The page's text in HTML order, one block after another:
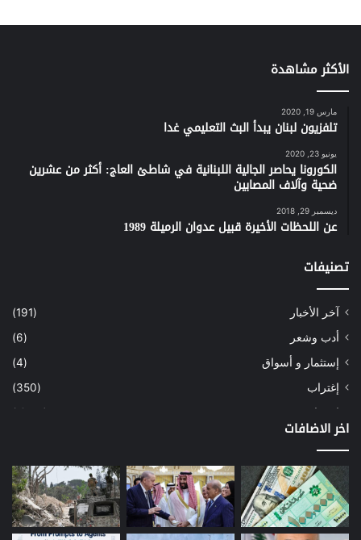
الأكثر مشاهدة
مارس 19, 2020
تلفزيون لبنان يبدأ البث التعليمي غدا
يونيو 23, 2020
الكورونا يحاصر الجالية اللبنانية في شاطئ العاج: أكثر من عشرين
ضحية وآلاف المصابين
ديسمبر 29, 2018
عن اللحظات الأخيرة قبيل عدوان الرميلة 1989
تصنيفات
آخر الأخبار
(191)
أدب وشعر
(6)
إستثمار و أسواق
(4)
إغتراب
(350)
إقتصاد
(1٬041)
إعمار
(3)
بيئة
(16)
دراسة
(24)
اخر الاضافات